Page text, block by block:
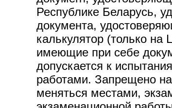
Республике Беларусь,
документа,
калькулятор (только
имеющие при себе
допускается к
работами. Запрещено
меняться местами,